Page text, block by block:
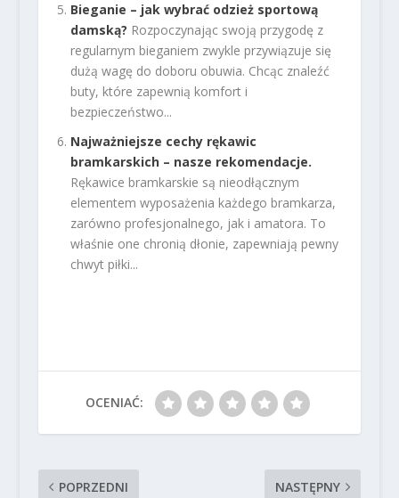
Bieganie – jak wybrać odzież sportową
damską? Rozpoczynając swoją przygodę z
regularnym bieganiem zwykle przywiązuje się
dużą wagę do doboru obuwia. Chcąc znaleźć
buty, które zapewnią komfort i
bezpieczeństwo...
Najważniejsze cechy rękawic
bramkarskich – nasze rekomendacje.
Rękawice bramkarskie są nieodłącznym
elementem wyposażenia każdego bramkarza,
zarówno profesjonalnego, jak i amatora. To
właśnie one chronią dłonie, zapewniają pewny
chwyt piłki...
OCENIAĆ:
POPRZEDNI NASTĘPNY